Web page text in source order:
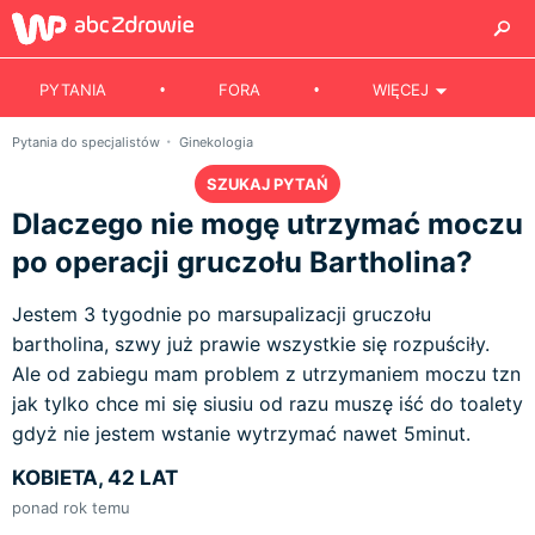
PYTANIA FORA WIĘCEJ
Pytania do specjalistów Ginekologia
SZUKAJ PYTAŃ
Dlaczego nie mogę utrzymać moczu
po operacji gruczołu Bartholina?
Jestem 3 tygodnie po marsupalizacji gruczołu
bartholina, szwy już prawie wszystkie się rozpuściły.
Ale od zabiegu mam problem z utrzymaniem moczu tzn
jak tylko chce mi się siusiu od razu muszę iść do toalety
gdyż nie jestem wstanie wytrzymać nawet 5minut.
KOBIETA, 42 LAT
ponad rok temu